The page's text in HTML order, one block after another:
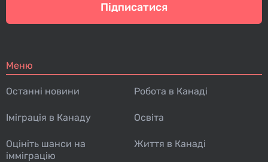
Підписатися
Меню
Останні новини
Іміграція в Канаду
Оцініть шанси на
імміграцію
Робота в Канаді
Освіта
Життя в Канаді